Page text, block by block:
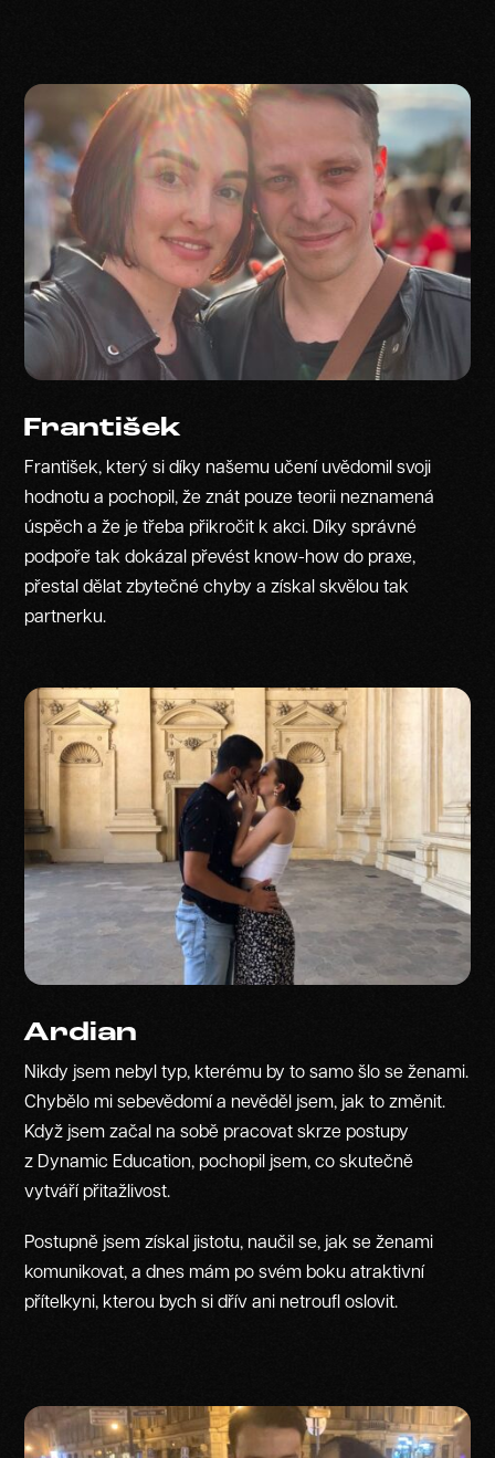
František
František, který si díky našemu učení uvědomil svoji
hodnotu a pochopil, že znát pouze teorii neznamená
úspěch a že je třeba přikročit k akci. Díky správné
podpoře tak dokázal převést know-how do praxe,
přestal dělat zbytečné chyby a získal skvělou tak
partnerku.
Ardian
Nikdy jsem nebyl typ, kterému by to samo šlo se ženami.
Chybělo mi sebevědomí a nevěděl jsem, jak to změnit.
Když jsem začal na sobě pracovat skrze postupy
z Dynamic Education, pochopil jsem, co skutečně
vytváří přitažlivost.
Postupně jsem získal jistotu, naučil se, jak se ženami
komunikovat, a dnes mám po svém boku atraktivní
přítelkyni, kterou bych si dřív ani netroufl oslovit.